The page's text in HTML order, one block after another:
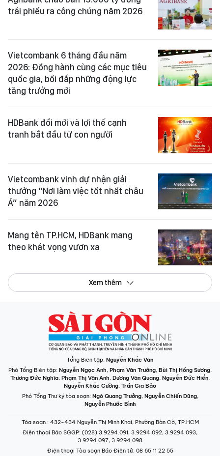
trái phiếu ra công chúng năm 2026
Vietcombank 6 tháng đầu năm
2026: Đồng hành cùng các mục tiêu
quốc gia, bồi đắp những động lực
tăng trưởng mới
HDBank đổi mới và lợi thế cạnh
tranh bắt đầu từ con người
Vietcombank vinh dự nhận giải
thưởng “Nơi làm việc tốt nhất châu
Á” năm 2026
Mang tên TP.HCM, HDBank mang
theo khát vọng vươn xa
Xem thêm
Tổng Biên tập: Nguyễn Khắc Văn
Phó Tổng Biên tập: Nguyễn Ngọc Anh, Phạm Văn Trường, Bùi Thị Hồng Sương,
Trương Đức Nghĩa, Phạm Thị Vân Anh, Dương Văn Quang, Nguyễn Đức Hiển,
Nguyễn Khắc Cường, Trần Gia Bảo
Phó Tổng Thư ký tòa soạn: Ngô Quang Trưởng, Nguyễn Chiến Dũng,
Nguyễn Phước Bình
Tòa soạn : 432-434 Nguyễn Thị Minh Khai, Phường Bàn Cờ, TP.HCM
Điện thoại Báo SGGP: (028) 3.9294.091, 3.9294.092, 3.9294.093,
3.9294.097, 3.9294.098
Điện thoại Tòa soạn Báo Điện tử: 08 65 11 22 55